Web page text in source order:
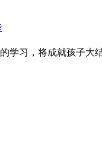
学习，将成就孩子大